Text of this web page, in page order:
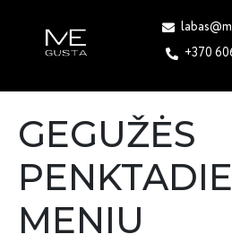
+370
GEGUŽĖS
MENIU